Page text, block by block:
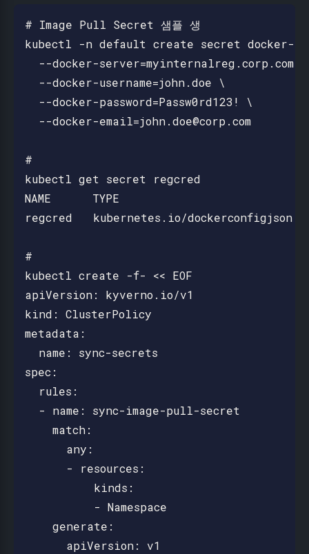
# Image Pull Secret 샘플 생
kubectl -n default create secret docker-
  --docker-server=myinternalreg.corp.com \
  --docker-username=john.doe \
  --docker-password=Passw0rd123! \
  --docker-email=john.doe@corp.com
#
kubectl get secret regcred
NAME      TYPE
regcred   kubernetes.io/
#
kubectl create -f- << EOF
apiVersion: kyverno.io/v1
kind: ClusterPolicy
metadata:
  name: sync-secrets
spec:
  rules:
  - name: sync-image-pull-secret
    match:
      any:
      - resources:
          kinds:
          - Namespace
    generate:
      apiVersion: v1